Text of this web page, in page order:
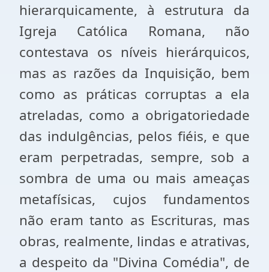
hierarquicamente, à estrutura da
Igreja Católica Romana, não
contestava os níveis hierárquicos,
mas as razões da Inquisição, bem
como as práticas corruptas a ela
atreladas, como a obrigatoriedade
das indulgências, pelos fiéis, e que
eram perpetradas, sempre, sob a
sombra de uma ou mais ameaças
metafísicas, cujos fundamentos
não eram tanto as Escrituras, mas
obras, realmente, lindas e atrativas,
a despeito da "Divina Comédia", de